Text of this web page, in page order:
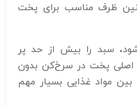
ظرف مناسب برای پخت
سبد را بیش از حد پر
اصلی پخت در سرخ‌کن بدون
بین مواد غذایی بسیار مهم